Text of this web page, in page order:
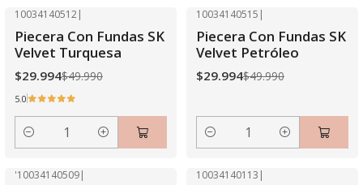
10034140512|
Piecera Con Fundas SK
Velvet Turquesa
$29.994$49.990
5.0
Cantidad
10034140515 |
Piecera Con Fundas SK
Velvet Petróleo
$29.994$49.990
Cantidad
'10034140509| 10034140113 |